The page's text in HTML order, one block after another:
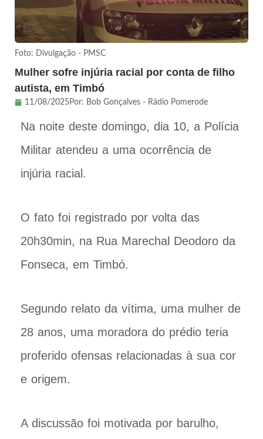
Foto: Divulgação - PMSC
Mulher sofre injúria racial por conta de filho
autista, em Timbó
11/08/2025Por: Bob Gonçalves - Rádio Pomerode
Na noite deste domingo, dia 10, a Polícia
Militar atendeu a uma ocorrência de
injúria racial.
O fato foi registrado por volta das
20h30min, na Rua Marechal Deodoro da
Fonseca, em Timbó.
Segundo relato da vítima, uma mulher de
28 anos, uma moradora do prédio teria
proferido ofensas relacionadas à sua cor
e origem.
A discussão foi motivada por barulho,